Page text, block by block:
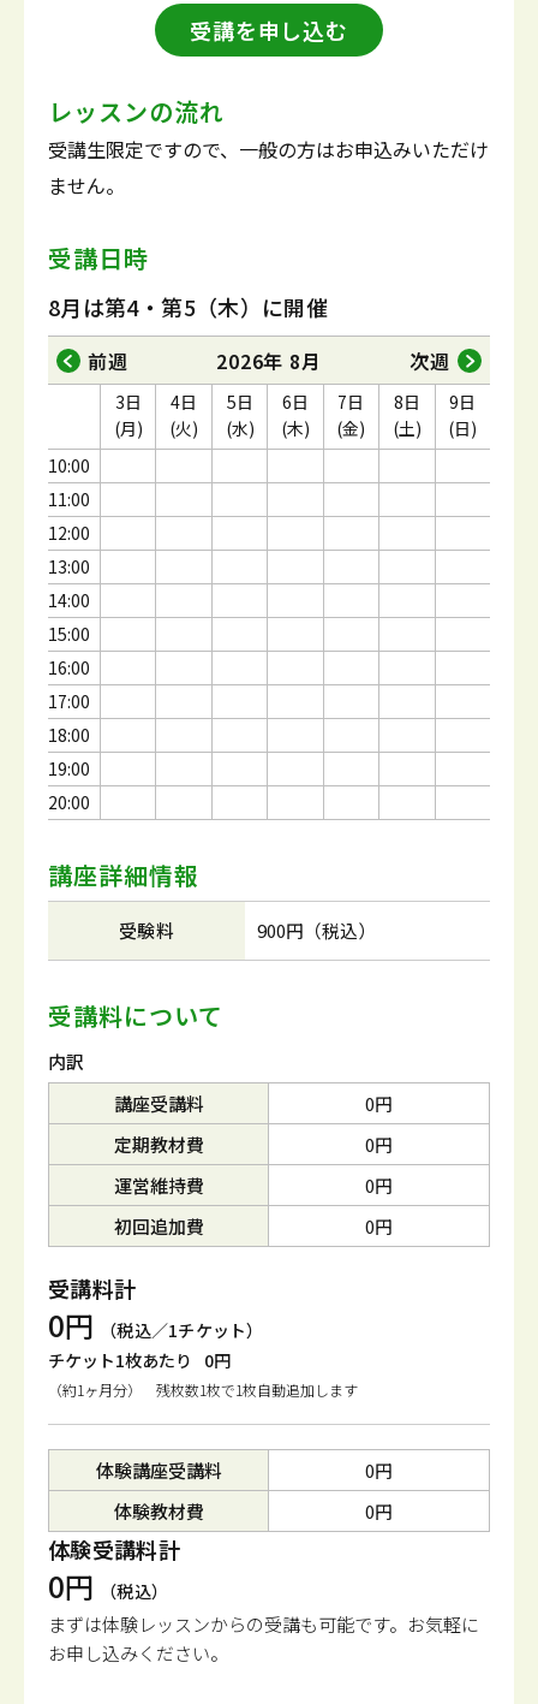
受講を申し込む
レッスンの流れ
受講生限定ですので、一般の方はお申込みいただけ
ません。
受講日時
8月は第4・第5（木）に開催
前週 2026年 8月 次週
10:00
11:00
12:00
13:00
14:00
15:00
16:00
17:00
18:00
19:00
20:00
3日
(月)
4日
(火)
5日
(水)
6日
(木)
7日
(金)
8日
(土)
9日
(日)
講座詳細情報
受験料 900円（税込）
受講料について
内訳
講座受講料
0円
定期教材費
0円
運営維持費
0円
初回追加費
0円
受講料計
0円
（税込／1チケット）
チケット1枚あたり
0円
（約1ヶ月分） 残枚数1枚で1枚自動追加します
体験講座受講料
0円
体験教材費
0円
体験受講料計
0円 （税込）
まずは体験レッスンからの受講も可能です。 お気軽に
お申し込みください。